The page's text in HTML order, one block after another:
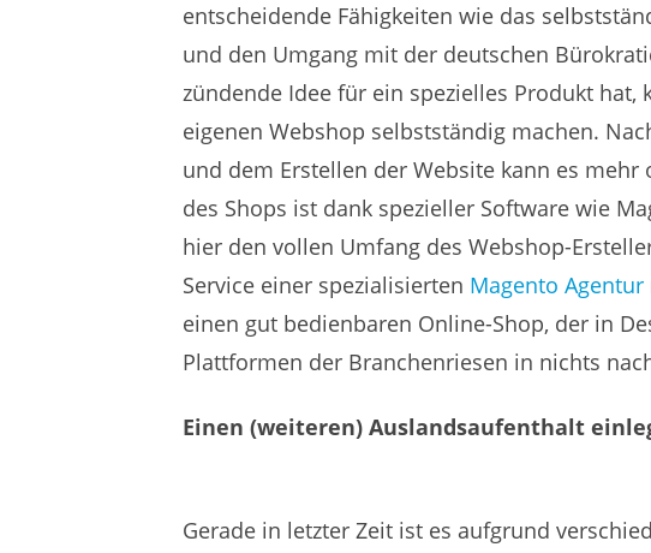
entscheidende Fähigkeiten wie das
und den Umgang mit der deutschen
zündende Idee für ein spezielles Produkt
eigenen Webshop selbstständig machen.
und dem Erstellen der Website kann es
des Shops ist dank spezieller Software wie
hier den vollen Umfang des Webshop-
Service einer spezialisierten Magento Agentur
einen gut bedienbaren Online-Shop, der in
Plattformen der Branchenriesen in nichts
Einen (weiteren) Auslandsaufenthalt
Gerade in letzter Zeit ist es aufgrund